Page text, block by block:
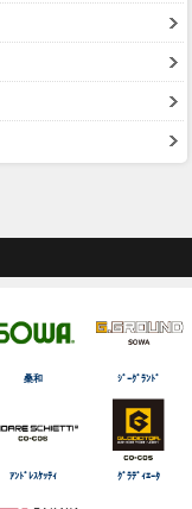
桑和 ｼﾞｰｸﾞﾗﾝﾄﾞ
ｱﾝﾄﾞﾚｽｹｯﾃｨ ｸﾞﾗﾃﾞｨｴｰﾀ